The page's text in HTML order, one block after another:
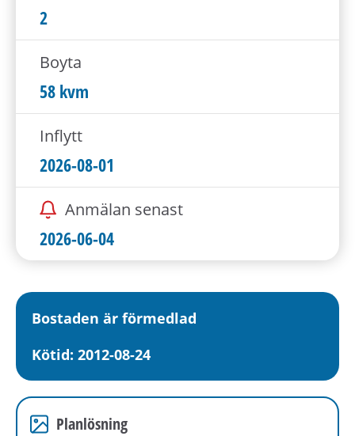
t
2
Boyta
58 kvm
Inflytt
2026-08-01
Anmälan senast
2026-06-04
Bostaden är förmedlad
Kötid: 2012-08-24
Planlösning